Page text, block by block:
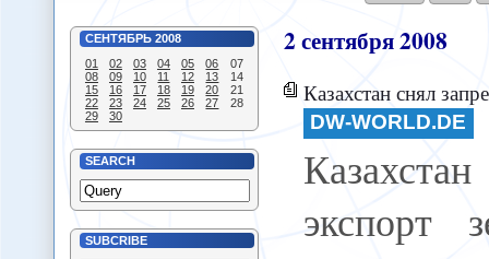
СЕНТЯБРЬ 2008
01
02 03 04 05 06
07
08
09 10 11 12 13
14
15
16 17 18 19 20
21
22
23 24 25 26 27
28
29
30
SEARCH
SUBCRIBE
2сентября2008
Казахстан снял
DW-WORLD.DE
экспорт